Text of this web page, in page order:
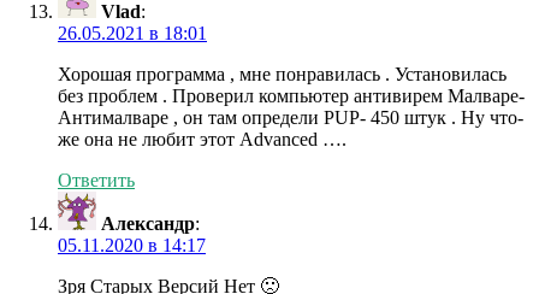
Vlad:
26.05.2021 в 18:01
Хорошая программа , мне понравилась . Установилась
без проблем . Проверил компьютер антивирем Малваре-
Антималваре , он там определи PUP- 450 штук . Ну что-
же она не любит этот Advanced ….
Ответить
Александр:
05.11.2020 в 14:17
Зря Старых Версий Нет 🙁